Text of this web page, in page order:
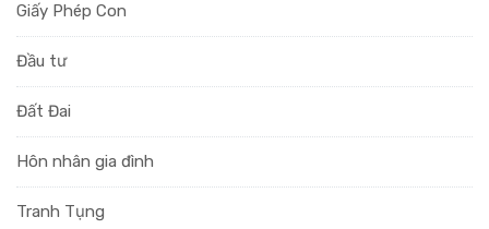
Giấy Phép Con
Đầu tư
Đất Đai
Hôn nhân gia đình
Tranh Tụng